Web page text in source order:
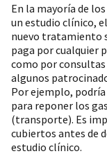
En la mayoría de
un estudio clínico,
nuevo tratamiento
paga por cualquier
como por consultas
algunos
Por ejemplo,
para reponer los
(transporte). Es
cubiertos antes de
estudio clínico.